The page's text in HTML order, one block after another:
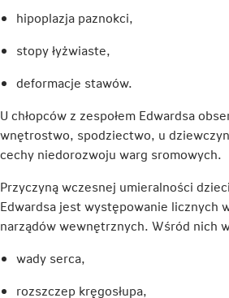
hipoplazja paznokci,
stopy łyżwiaste,
deformacje stawów.
U chłopców z zespołem Edwardsa
wnętrostwo, spodziectwo, u
cechy niedorozwoju warg sromowych.
Przyczyną wczesnej umieralności
Edwardsa jest występowanie licznych
narządów wewnętrznych. Wśród nich
wady serca,
rozszczep kręgosłupa,